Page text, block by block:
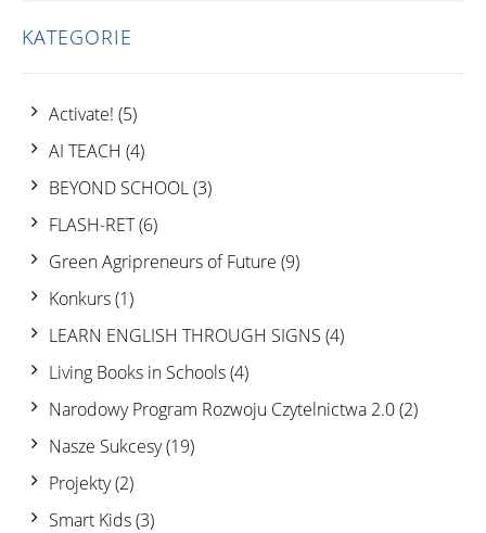
KATEGORIE
Activate! (5)
AI TEACH (4)
BEYOND SCHOOL(3)
FLASH-RET(6)
Green Agripreneurs of Future (9)
Konkurs(1)
LEARN ENGLISH THROUGH SIGNS (4)
Living Books in Schools(4)
Narodowy Program Rozwoju Czytelnictwa 2.0(2)
Nasze Sukcesy(19)
Projekty(2)
Smart Kids(3)